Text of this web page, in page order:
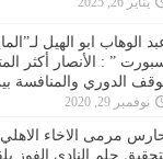
الوهاب ابو الهيل
سبورت ” : الأنصار أكثر
الدوري والمنافسة بين 7
نوفمبر 29, 2020
حارس مرمى الاخاء
حلم النادي الفوز